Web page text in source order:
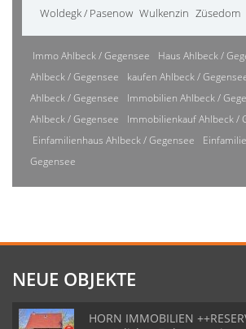
Woldegk / Pasenow Wulkenzin Züsedom
Immo Ahlbeck / Gegensee Haus Ahlbeck /
Ahlbeck / Gegensee
kaufen Ahlbeck /
Ahlbeck / Gegensee
Immobilien Ahlbeck /
Ahlbeck / Gegensee
Immobilienkauf Ahlbeck /
Einfamilienhaus Ahlbeck / Gegensee
Gegensee
NEUE OBJEKTE
HORN IMMOBILIEN